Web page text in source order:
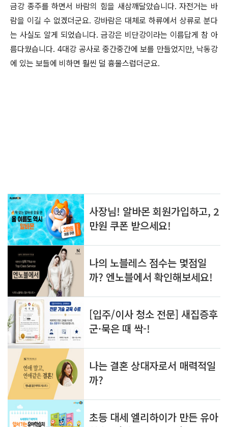
금강 종주를 하면서 바람의 힘을 새삼깨달았습니다. 자전거는 바
람을 이길 수 없겠더군요. 강바람은 대체로 하류에서 상류로 분다
는 사실도 알게 되었습니다. 금강은 비단강이라는 이름답게 참 아
름다웠습니다. 4대강 공사로 중간중간에 보를 만들었지만, 낙동강
에 있는 보들에 비하면 훨씬 덜 흉물스럽더군요.